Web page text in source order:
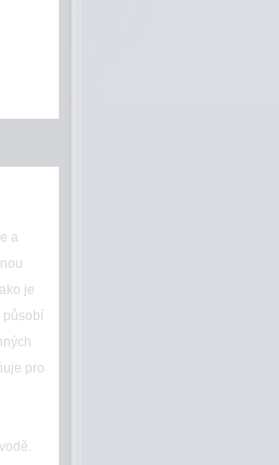
a
je
působí
pro